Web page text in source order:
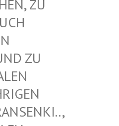
ZU D
E
ZU D
M
Z
Z